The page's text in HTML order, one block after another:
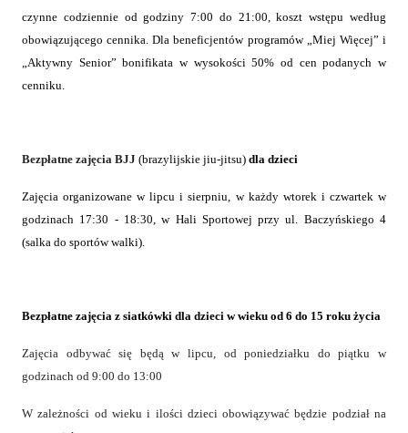
czynne codziennie od godziny 7:00 do 21:00, koszt wstępu według
obowiązującego cennika. Dla beneficjentów programów „Miej Więcej” i
„Aktywny Senior” bonifikata w wysokości 50% od cen podanych w
cenniku.
Bezpłatne zajęcia BJJ (brazylijskie jiu-jitsu) dla dzieci
Zajęcia organizowanew lipcu i sierpniu, w każdy wtorek i czwartek w
godzinach 17:30 - 18:30, w Hali Sportowej przy ul. Baczyńskiego 4
(salka do sportów walki).
Bezpłatne zajęcia z siatkówki dla dzieci w wieku od 6 do 15 roku życia
Zajęcia odbywać się będą w lipcu, od poniedziałku do piątku w
godzinach od 9:00 do 13:00
W zależności od wieku i ilości dzieci obowiązywać będzie podział na